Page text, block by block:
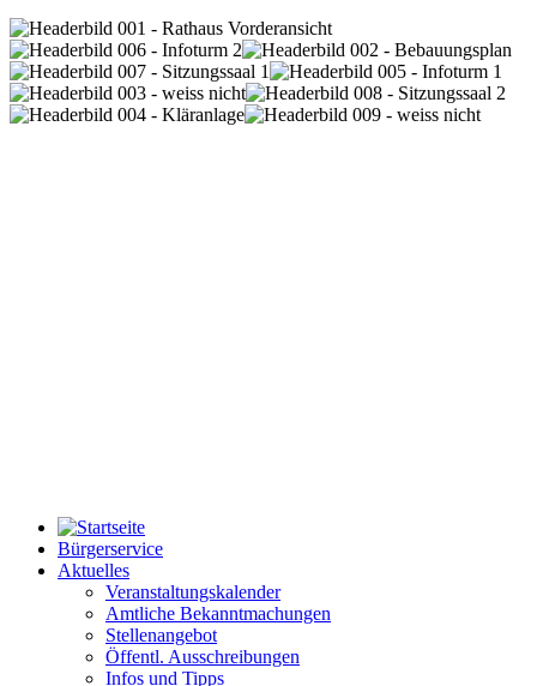
Bürgerservice
Aktuelles
Veranstaltungskalender
Amtliche Bekanntmachungen
Stellenangebot
Öffentl. Ausschreibungen
Infos und Tipps